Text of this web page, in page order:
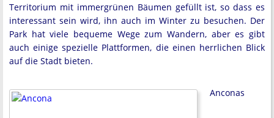
Territorium mit immergrünen Bäumen gefüllt ist, so dass es
interessant sein wird, ihn auch im Winter zu besuchen. Der
Park hat viele bequeme Wege zum Wandern, aber es gibt
auch einige spezielle Plattformen, die einen herrlichen Blick
auf die Stadt bieten.
Anconas